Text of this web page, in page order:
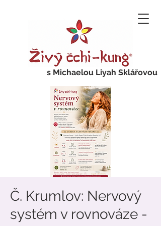
s Michaelou Liyah Sklářovou
Č. Krumlov: Nervový
systém v rovnováze -